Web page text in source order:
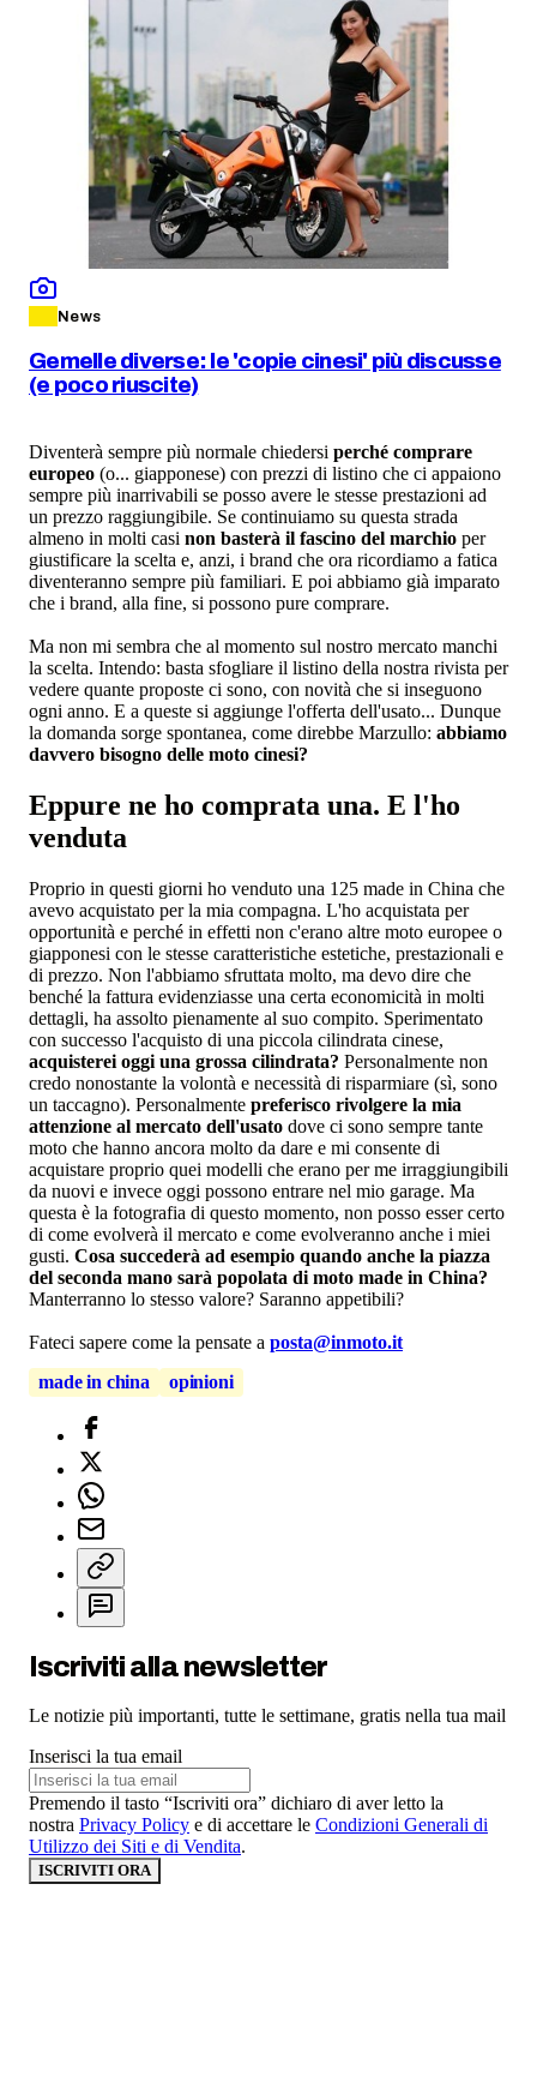
News
Gemelle diverse: le 'copie cinesi' più discusse
(e poco riuscite)
Diventerà sempre più normale chiedersi perché comprare
europeo (o... giapponese) con prezzi di listino che ci appaiono
sempre più inarrivabili se posso avere le stesse prestazioni ad
un prezzo raggiungibile. Se continuiamo su questa strada
almeno in molti casi non basterà il fascino del marchio per
giustificare la scelta e, anzi, i brand che ora ricordiamo a fatica
diventeranno sempre più familiari. E poi abbiamo già imparato
che i brand, alla fine, si possono pure comprare.
Ma non mi sembra che al momento sul nostro mercato manchi
la scelta. Intendo: basta sfogliare il listino della nostra rivista per
vedere quante proposte ci sono, con novità che si inseguono
ogni anno. E a queste si aggiunge l'offerta dell'usato... Dunque
la domanda sorge spontanea, come direbbe Marzullo: abbiamo
davvero bisogno delle moto cinesi?
Eppure ne ho comprata una. E l'ho
venduta
Proprio in questi giorni ho venduto una 125 made in China che
avevo acquistato per la mia compagna. L'ho acquistata per
opportunità e perché in effetti non c'erano altre moto europee o
giapponesi con le stesse caratteristiche estetiche, prestazionali e
di prezzo. Non l'abbiamo sfruttata molto, ma devo dire che
benché la fattura evidenziasse una certa economicità in molti
dettagli, ha assolto pienamente al suo compito. Sperimentato
con successo l'acquisto di una piccola cilindrata cinese,
acquisterei oggi una grossa cilindrata? Personalmente non
credo nonostante la volontà e necessità di risparmiare (sì, sono
un taccagno). Personalmente preferisco rivolgere la mia
attenzione al mercato dell'usato dove ci sono sempre tante
moto che hanno ancora molto da dare e mi consente di
acquistare proprio quei modelli che erano per me irraggiungibili
da nuovi e invece oggi possono entrare nel mio garage. Ma
questa è la fotografia di questo momento, non posso esser certo
di come evolverà il mercato e come evolveranno anche i miei
gusti. Cosa succederà ad esempio quando anche la piazza
del seconda mano sarà popolata di moto made in China?
Manterranno lo stesso valore? Saranno appetibili?
Fateci sapere come la pensate a posta@inmoto.it
made in china
opinioni
Iscriviti alla newsletter
Le notizie più importanti, tutte le settimane, gratis nella tua mail
Inserisci la tua email
Premendo il tasto “Iscriviti ora” dichiaro di aver letto la
nostra Privacy Policy e di accettare le Condizioni Generali di
Utilizzo dei Siti e di Vendita.
ISCRIVITI ORA